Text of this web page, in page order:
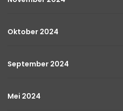
Oktober 2024
September 2024
Mei 2024